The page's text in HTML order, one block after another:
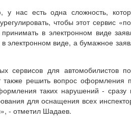
нас есть одна сложность,
чтобы этот сервис
в электронном виде
электронном виде, а бумажное
сервисов для автомобилистов
решить вопрос оформления
таких нарушений -
для оснащения всех
- отметил Шадаев.